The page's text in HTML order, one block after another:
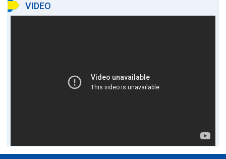
VIDEO